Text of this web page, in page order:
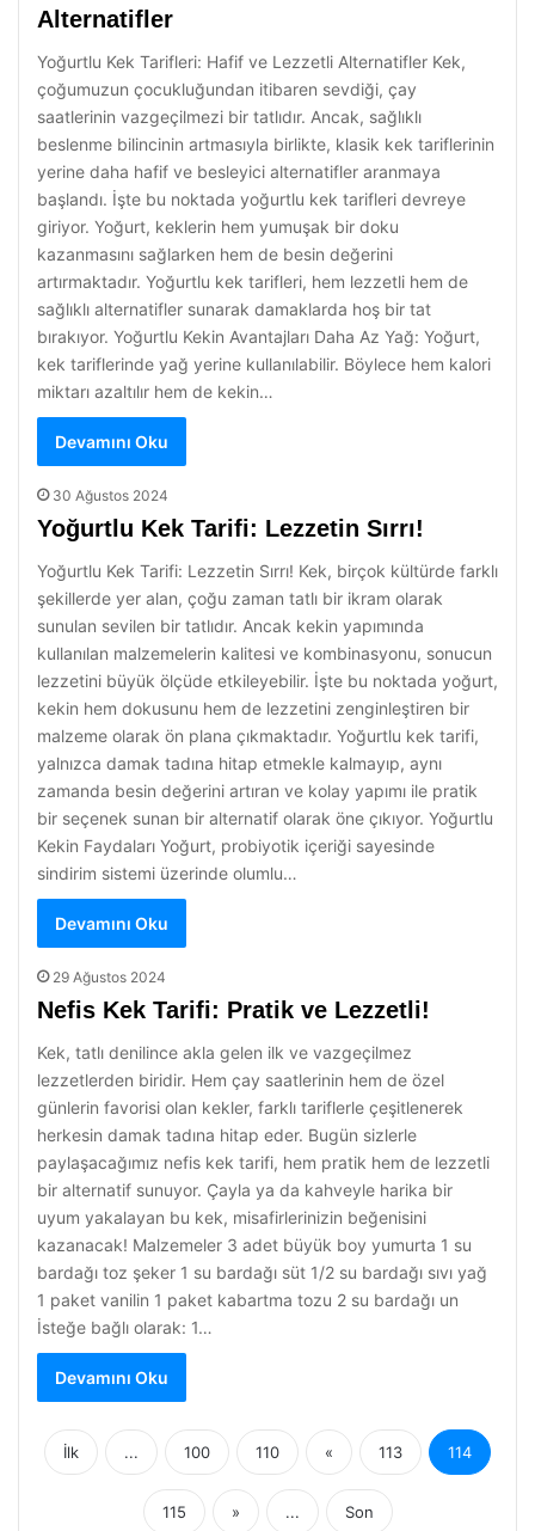
Alternatifler
Yoğurtlu Kek Tarifleri: Hafif ve Lezzetli Alternatifler Kek,
çoğumuzun çocukluğundan itibaren sevdiği, çay
saatlerinin vazgeçilmezi bir tatlıdır. Ancak, sağlıklı
beslenme bilincinin artmasıyla birlikte, klasik kek tariflerinin
yerine daha hafif ve besleyici alternatifler aranmaya
başlandı. İşte bu noktada yoğurtlu kek tarifleri devreye
giriyor. Yoğurt, keklerin hem yumuşak bir doku
kazanmasını sağlarken hem de besin değerini
artırmaktadır. Yoğurtlu kek tarifleri, hem lezzetli hem de
sağlıklı alternatifler sunarak damaklarda hoş bir tat
bırakıyor. Yoğurtlu Kekin Avantajları Daha Az Yağ: Yoğurt,
kek tariflerinde yağ yerine kullanılabilir. Böylece hem kalori
miktarı azaltılır hem de kekin…
Devamını Oku
30 Ağustos 2024
Yoğurtlu Kek Tarifi: Lezzetin Sırrı!
Yoğurtlu Kek Tarifi: Lezzetin Sırrı! Kek, birçok kültürde farklı
şekillerde yer alan, çoğu zaman tatlı bir ikram olarak
sunulan sevilen bir tatlıdır. Ancak kekin yapımında
kullanılan malzemelerin kalitesi ve kombinasyonu, sonucun
lezzetini büyük ölçüde etkileyebilir. İşte bu noktada yoğurt,
kekin hem dokusunu hem de lezzetini zenginleştiren bir
malzeme olarak ön plana çıkmaktadır. Yoğurtlu kek tarifi,
yalnızca damak tadına hitap etmekle kalmayıp, aynı
zamanda besin değerini artıran ve kolay yapımı ile pratik
bir seçenek sunan bir alternatif olarak öne çıkıyor. Yoğurtlu
Kekin Faydaları Yoğurt, probiyotik içeriği sayesinde
sindirim sistemi üzerinde olumlu…
Devamını Oku
29 Ağustos 2024
Nefis Kek Tarifi: Pratik ve Lezzetli!
Kek, tatlı denilince akla gelen ilk ve vazgeçilmez
lezzetlerden biridir. Hem çay saatlerinin hem de özel
günlerin favorisi olan kekler, farklı tariflerle çeşitlenerek
herkesin damak tadına hitap eder. Bugün sizlerle
paylaşacağımız nefis kek tarifi, hem pratik hem de lezzetli
bir alternatif sunuyor. Çayla ya da kahveyle harika bir
uyum yakalayan bu kek, misafirlerinizin beğenisini
kazanacak! Malzemeler 3 adet büyük boy yumurta 1 su
bardağı toz şeker 1 su bardağı süt 1/2 su bardağı sıvı yağ
1 paket vanilin 1 paket kabartma tozu 2 su bardağı un
İsteğe bağlı olarak: 1…
Devamını Oku
İlk ... 100 110 « 113 114
115 » ... Son